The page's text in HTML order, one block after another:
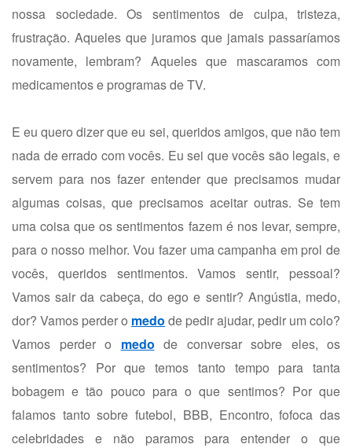
nossa sociedade. Os sentimentos de culpa, tristeza,
frustração. Aqueles que juramos que jamais passaríamos
novamente, lembram? Aqueles que mascaramos com
medicamentos e programas de TV.
E eu quero dizer que eu sei, queridos amigos, que não tem
nada de errado com vocês. Eu sei que vocês são legais, e
servem para nos fazer entender que precisamos mudar
algumas coisas, que precisamos aceitar outras. Se tem
uma coisa que os sentimentos fazem é nos levar, sempre,
para o nosso melhor. Vou fazer uma campanha em prol de
vocês, queridos sentimentos. Vamos sentir, pessoal?
Vamos sair da cabeça, do ego e sentir? Angústia, medo,
dor? Vamos perder o medo de pedir ajudar, pedir um colo?
Vamos perder o medo de conversar sobre eles, os
sentimentos? Por que temos tanto tempo para tanta
bobagem e tão pouco para o que sentimos? Por que
falamos tanto sobre futebol, BBB, Encontro, fofoca das
celebridades e não paramos para entender o que